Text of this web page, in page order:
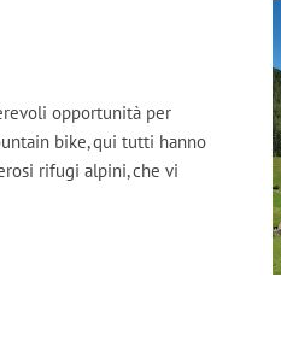
opportunità per
bike, qui tutti hanno
rifugi alpini, che vi